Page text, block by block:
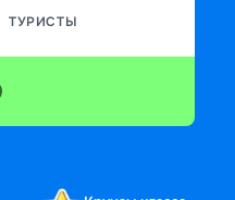
ТУРИСТЫ